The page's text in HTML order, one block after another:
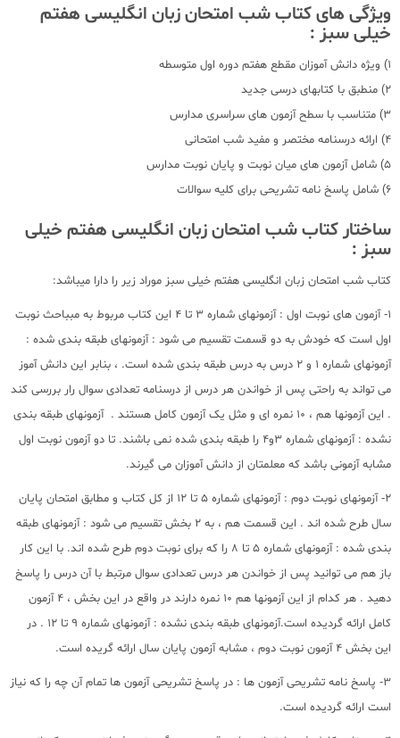
ویژگی های کتاب شب امتحان زبان انگلیسی هفتم
خیلی سبز :
1) ویژه دانش آموزان مقطع هفتم دوره اول متوسطه
2) منطبق با کتابهای درسی جدید
3) متناسب با سطح آزمون های سراسری مدارس
4) ارائه درسنامه مختصر و مفید شب امتحانی
5) شامل آزمون های میان نوبت و پایان نوبت مدارس
6) شامل پاسخ نامه تشریحی برای کلیه سوالات
ساختار کتاب شب امتحان زبان انگلیسی هفتم خیلی
سبز :
کتاب شب امتحان زبان انگلیسی هفتم خیلی سبز موراد زیر را دارا میباشد:
1- آزمون های نوبت اول : آزمونهای شماره 3 تا 4 این کتاب مربوط به مبباحث نوبت
اول است که خودش به دو قسمت تقسیم می شود : آزمونهای طبقه بندی شده :
آزمونهای شماره 1 و 2 درس به درس طبقه بندی شده است. ، بنابر این دانش آموز
می تواند به راحتی پس از خواندن هر درس از درسنامه تعدادی سوال رار بررسی کند
. این آزمونها هم ، 10 نمره ای و مثل یک آزمون کامل هستند . آزمونهای طبقه بندی
نشده : آزمونهای شماره 3و4 را طبقه بندی شده نمی باشند. تا دو آزمون نوبت اول
مشابه آزمونی باشد که معلمتان از دانش آموزان می گیرند.
2- آزمونهای نوبت دوم : آزمونهای شماره 5 تا 12 از کل کتاب و مطابق امتحان پایان
سال طرح شده اند . این قسمت هم ، به 2 بخش تقسیم می شود : آزمونهای طبقه
بندی شده : آزمونهای شماره 5 تا 8 را که برای نوبت دوم طرح شده اند. با این کار
باز هم می توانید پس از خواندن هر درس تعدادی سوال مرتبط با آن درس را پاسخ
دهید . هر کدام از این آزمونها هم 10 نمره دارند در واقع در این بخش ، 4 آزمون
کامل ارائه گردیده است.آزمونهای طبقه بندی نشده : آزمونهای شماره 9 تا 12 . در
این بخش 4 آزمون نوبت دوم ، مشابه آزمون پایان سال ارائه گریده است.
3- پاسخ نامه تشریحی آزمون ها : در پاسخ تشریحی آزمون ها تمام آن چه را که نیاز
است ارائه گردیده است.